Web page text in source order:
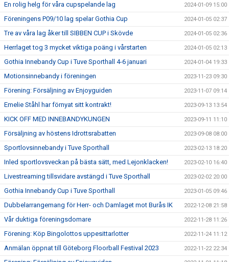
En rolig helg för våra cupspelande lag 2024-01-09 15:00
Föreningens P09/10 lag spelar Gothia Cup 2024-01-05 02:37
Tre av våra lag åker till SIBBEN CUP i Skövde 2024-01-05 02:36
Herrlaget tog 3 mycket viktiga poäng i vårstarten 2024-01-05 02:13
Gothia Innebandy Cup i Tuve Sporthall 4-6 januari 2024-01-04 19:33
Motionsinnebandy i föreningen 2023-11-23 09:30
Förening: Försäljning av Enjoyguiden 2023-11-07 09:14
Emelie Ståhl har förnyat sitt kontrakt! 2023-09-13 13:54
KICK OFF MED INNEBANDYKUNGEN 2023-09-11 11:10
Försäljning av höstens Idrottsrabatten 2023-09-08 08:00
Sportlovsinnebandy i Tuve Sporthall 2023-02-13 18:20
Inled sportlovsveckan på bästa sätt, med Lejonklacken! 2023-02-10 16:40
Livestreaming tillsvidare avstängd i Tuve Sporthall 2023-02-02 20:00
Gothia Innebandy Cup i Tuve Sporthall 2023-01-05 09:46
Dubbelarrangemang för Herr- och Damlaget mot Burås IK 2022-12-08 21:58
Vår duktiga föreningsdomare 2022-11-28 11:26
Förening: Köp Bingolottos uppesittarlotter 2022-11-24 11:12
Anmälan öppnat till Göteborg Floorball Festival 2023 2022-11-22 22:34